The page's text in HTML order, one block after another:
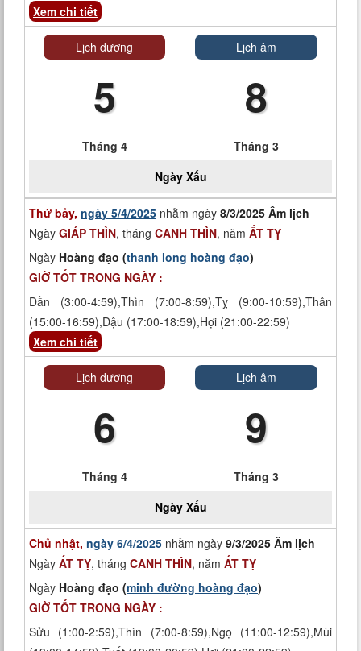
Xem chi tiết
Lịch dương
5
Tháng 4
Lịch âm
8
Tháng 3
Ngày Xấu
Thứ bảy, ngày 5/4/2025 nhằm ngày 8/3/2025 Âm lịch
Ngày GIÁP THÌN, tháng CANH THÌN, năm ẤT TỴ
Ngày Hoàng đạo (thanh long hoàng đạo)
GIỜ TỐT TRONG NGÀY :
Dần (3:00-4:59),Thìn (7:00-8:59),Tỵ (9:00-10:59),Thân
(15:00-16:59),Dậu (17:00-18:59),Hợi (21:00-22:59)
Xem chi tiết
Lịch dương
6
Tháng 4
Lịch âm
9
Tháng 3
Ngày Xấu
Chủ nhật, ngày 6/4/2025 nhằm ngày 9/3/2025 Âm lịch
Ngày ẤT TỴ, tháng CANH THÌN, năm ẤT TỴ
Ngày Hoàng đạo (minh đường hoàng đạo)
GIỜ TỐT TRONG NGÀY :
Sửu (1:00-2:59),Thìn (7:00-8:59),Ngọ (11:00-12:59),Mùi